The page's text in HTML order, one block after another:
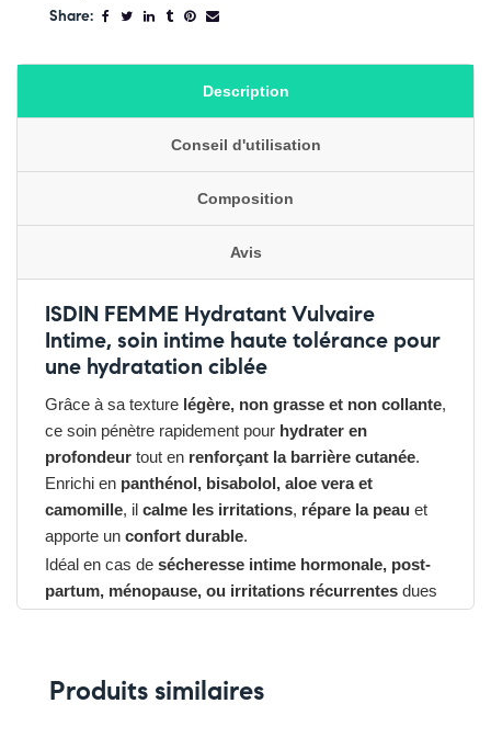
Share:
Description
Conseil d'utilisation
Composition
Avis
ISDIN FEMME Hydratant Vulvaire
Intime, soin intime haute tolérance pour
une hydratation ciblée
Grâce à sa texture légère, non grasse et non collante,
ce soin pénètre rapidement pour hydrater en
profondeur tout en renforçant la barrière cutanée.
Enrichi en panthénol, bisabolol, aloe vera et
camomille, il calme les irritations, répare la peau et
apporte un confort durable.
Idéal en cas de sécheresse intime hormonale, post-
partum, ménopause, ou irritations récurrentes dues
➤ Hydrate durablement la zone vulvaire externe
Produits similaires